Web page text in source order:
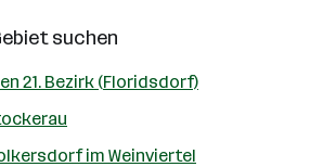
suchen
21. Bezirk (Floridsdorf)
im Weinviertel